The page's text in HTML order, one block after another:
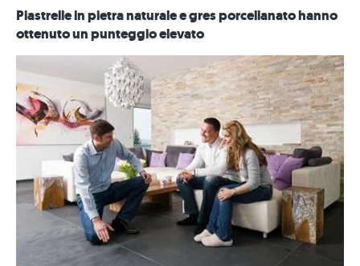
Piastrelle in pietra naturale e gres porcellanato hanno
ottenuto un punteggio elevato